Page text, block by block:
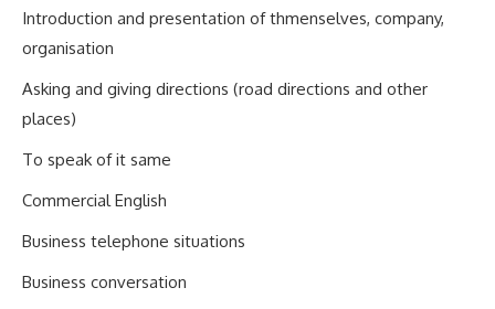
Introduction and presentation of thmenselves, company,
organisation
Asking and giving directions (road directions and other
places)
To speak of it same
Commercial English
Business telephone situations
Business conversation